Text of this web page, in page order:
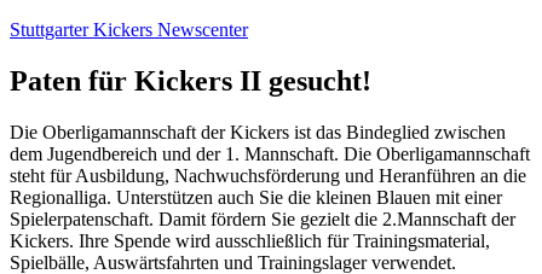
Zum
springen
Stuttgarter Kickers Newscenter
Paten für Kickers II gesucht!
Die Oberligamannschaft der Kickers ist das Bindeglied zwischen
dem Jugendbereich und der 1. Mannschaft. Die Oberligamannschaft
steht für Ausbildung, Nachwuchsförderung und Heranführen an die
Regionalliga. Unterstützen auch Sie die kleinen Blauen mit einer
Spielerpatenschaft. Damit fördern Sie gezielt die 2.Mannschaft der
Kickers. Ihre Spende wird ausschließlich für Trainingsmaterial,
Spielbälle, Auswärtsfahrten und Trainingslager verwendet.